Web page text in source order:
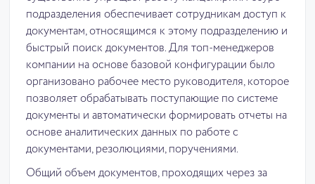
подразделения обеспечивает сотрудникам доступ к
документам, относящимся к этому подразделению и
быстрый поиск документов. Для топ-менеджеров
компании на основе базовой конфигурации было
организовано рабочее место руководителя, которое
позволяет обрабатывать поступающие по системе
документы и автоматически формировать отчеты на
основе аналитических данных по работе с
документами, резолюциями, поручениями.
Общий объем документов, проходящих через за